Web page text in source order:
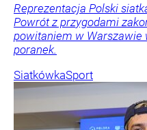
Reprezentacja Polski
Powrót z przygodami
powitaniem w Warszawie
poranek.
SiatkówkaSport